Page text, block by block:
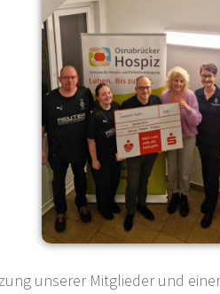
unserer Mitglieder und